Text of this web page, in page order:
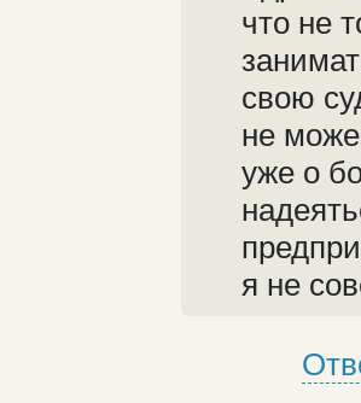
что не
свою
не
уже о
я не